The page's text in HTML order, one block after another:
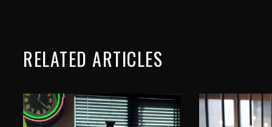
RELATED ARTICLES